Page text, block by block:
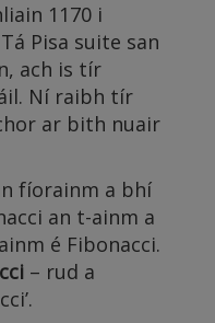
1170 i
Pisa suite san
ach is tír
Ní raibh tír
ar bith nuair
fíorainm a bhí
an t-ainm a
é Fibonacci.
– rud a